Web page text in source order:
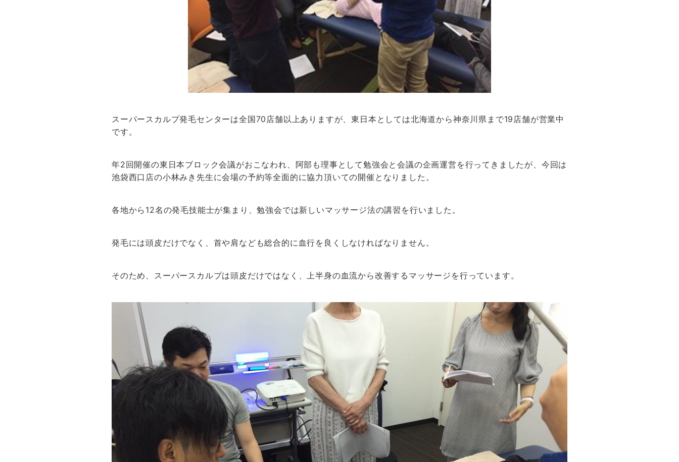
スーパースカルプ発毛センターは全国70店舗以上ありますが、東日本としては北海道から神奈川県まで19店舗が営業中
です。
年2回開催の東日本ブロック会議がおこなわれ、阿部も理事として勉強会と会議の企画運営を行ってきましたが、今回は
池袋西口店の小林みき先生に会場の予約等全面的に協力頂いての開催となりました。
各地から12名の発毛技能士が集まり、勉強会では新しいマッサージ法の講習を行いました。
発毛には頭皮だけでなく、首や肩なども総合的に血行を良くしなければなりません。
そのため、スーパースカルプは頭皮だけではなく、上半身の血流から改善するマッサージを行っています。